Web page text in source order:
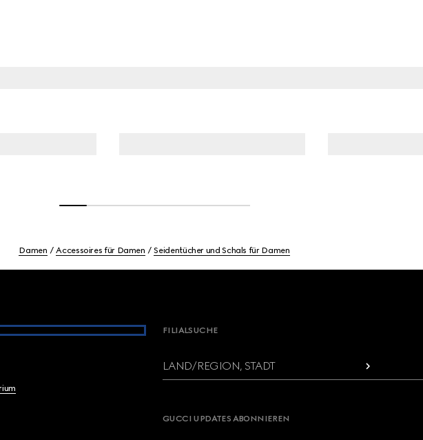
Damen Accessoires für Damen Seidentücher und Schals für Damen
FILIALSUCHE
LAND/REGION, STADT
GUCCI UPDATES ABONNIEREN